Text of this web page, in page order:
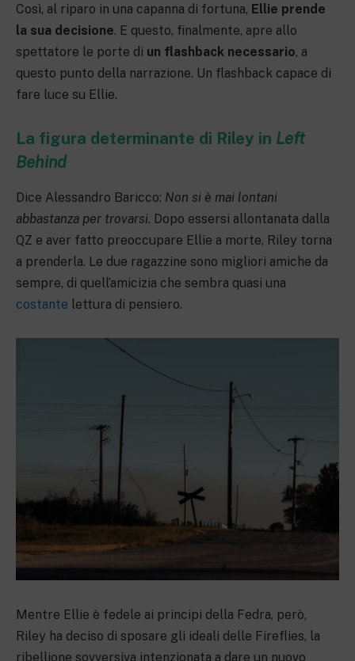
Così, al riparo in una capanna di fortuna, Ellie prende
la sua decisione. E questo, finalmente, apre allo
spettatore le porte di un flashback necessario, a
questo punto della narrazione. Un flashback capace di
fare luce su Ellie.
La figura determinante di Riley in Left
Behind
Dice Alessandro Baricco: Non si è mai lontani
abbastanza per trovarsi. Dopo essersi allontanata dalla
QZ e aver fatto preoccupare Ellie a morte, Riley torna
a prenderla. Le due ragazzine sono migliori amiche da
sempre, di quell’amicizia che sembra quasi una
costante lettura di pensiero.
Mentre Ellie è fedele ai principi della Fedra, però,
Riley ha deciso di sposare gli ideali delle Fireflies, la
ribellione sovversiva intenzionata a dare un nuovo